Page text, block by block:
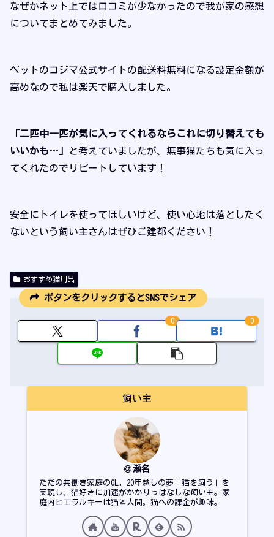
なぜかネット上では口コミが少なかったので我が家の感想
についてまとめてみました。
ペットのコジマ公式サイトの配送料無料になる設定金額が
高めなので私は楽天で購入しました。
「二匹中一匹が気に入ってくれるならこれに切り替えても
いいかも…」
と考えていましたが、無事猫たちも気に入っ
てくれたのでリピートしています！
安全にトイレを使ってほしいけど、使い心地は落としたく
ないという飼い主さんはぜひご建都ください！
おすすめ猫用品
ボタンをクリックするとSNSでシェア
0 0
飼い主
瀬名
ただの共働き家庭のOL。20年越しの夢「猫を飼う」を
実現し、猫好きに加速がかかりっぱなしな飼い主。家
庭内ヒエラルキーは猫≧人間。猫への課金が趣味。